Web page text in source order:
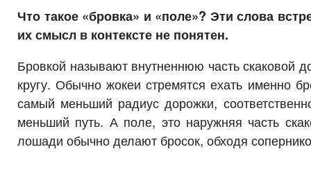
Что такое «бровка» и «поле»? Эти слова
их смысл в контексте не понятен.
Бровкой называют внутненнюю часть скаковой
кругу. Обычно жокеи стремятся ехать именно
самый меньший радиус дорожки,
меньший путь. А поле, это наружняя часть
лошади обычно делают бросок, обходя